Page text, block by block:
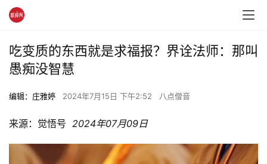
吃变质的东西就是求福报？界诠法师：那叫
愚痴没智慧
编辑：庄雅婷 2024年7月15日 下午2:52 八点僧音
来源：觉悟号 2024年07月09日